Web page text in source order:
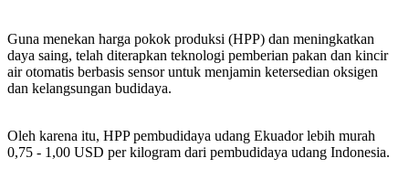
Guna menekan harga pokok produksi (HPP) dan meningkatkan
daya saing, telah diterapkan teknologi pemberian pakan dan kincir
air otomatis berbasis sensor untuk menjamin ketersedian oksigen
dan kelangsungan budidaya.
Oleh karena itu, HPP pembudidaya udang Ekuador lebih murah
0,75 - 1,00 USD per kilogram dari pembudidaya udang Indonesia.